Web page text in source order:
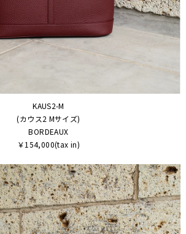
KAUS2-M
(カウス2 Mサイズ)
BORDEAUX
￥154,000(tax in)